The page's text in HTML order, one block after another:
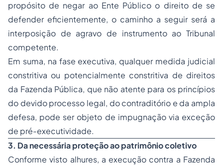
propósito de negar ao Ente Público o direito de se
defender eficientemente, o caminho a seguir será a
interposição de agravo de instrumento ao Tribunal
competente.
Em suma, na fase executiva, qualquer medida judicial
constritiva ou potencialmente constritiva de direitos
da Fazenda Pública, que não atente para os princípios
do devido processo legal, do contraditório e da ampla
defesa, pode ser objeto de impugnação via exceção
de pré-executividade.
3. Da necessária proteção ao patrimônio coletivo
Conforme visto alhures, a execução contra a Fazenda